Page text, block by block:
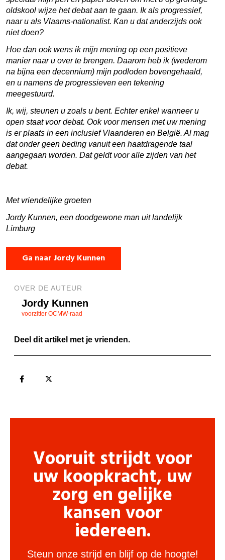
oldskool wijze het debat aan te gaan. Ik als progressief,
naar u als Vlaams-nationalist. Kan u dat anderzijds ook
niet doen?
Hoe dan ook wens ik mijn mening op een positieve
manier naar u over te brengen. Daarom heb ik (wederom
na bijna een decennium) mijn podloden bovengehaald,
en u namens de progressieven een tekening
meegestuurd.
Ik, wij, steunen u zoals u bent. Echter enkel wanneer u
open staat voor debat. Ook voor mensen met uw mening
is er plaats in een inclusief Vlaanderen en België. Al mag
dat onder geen beding vanuit een haatdragende taal
aangegaan worden. Dat geldt voor alle zijden van het
debat.
Met vriendelijke groeten
Jordy Kunnen, een doodgewone man uit landelijk
Limburg
Ga naar Jordy Kunnen
OVER DE AUTEUR
Jordy Kunnen
voorzitter OCMW-raad
Deel dit artikel met je vrienden.
Vooruit strijdt voor
uw koopkracht, uw
zorg en gelijke
kansen voor
iedereen.
Steun onze strijd en blijf op de hoogte!